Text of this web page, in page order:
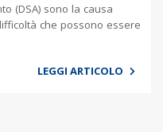
(DSA) sono la causa
che possono essere
LEGGI ARTICOLO